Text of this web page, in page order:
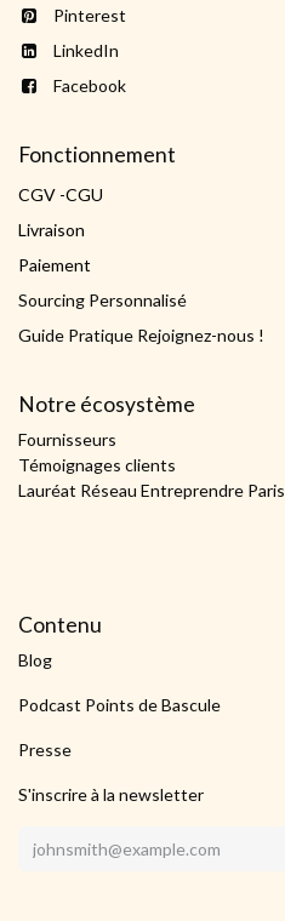
Pinterest
LinkedIn
Facebook
Fonctionnement
CGV -CGU
Livraison
Paiement
Sourcing Personnalisé
Guide Pratique Rejoignez-nous !
Notre écosystème
Fournisseurs
Témoignages clients
Lauréat Réseau Entreprendre Paris
Contenu
Blog
Podcast Points de Bascule
Presse
S'inscrire à la newsletter